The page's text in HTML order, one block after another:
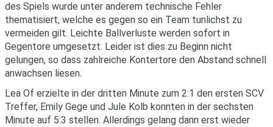
des Spiels wurde unter anderem technische Fehler
thematisiert, welche es gegen so ein Team tunlichst zu
vermeiden gilt. Leichte Ballverluste werden sofort in
Gegentore umgesetzt. Leider ist dies zu Beginn nicht
gelungen, so dass zahlreiche Kontertore den Abstand schnell
anwachsen liesen.
Lea Of erzielte in der dritten Minute zum 2:1 den ersten SCV
Treffer, Emily Gege und Jule Kolb konnten in der sechsten
Minute auf 5:3 stellen. Allerdings gelang dann erst wieder